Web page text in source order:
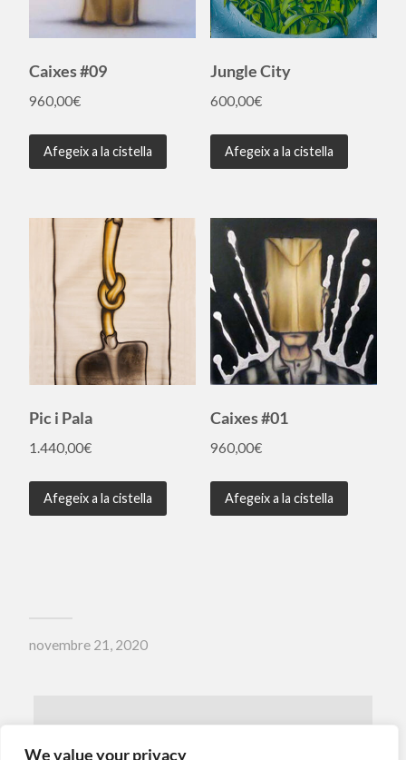
We value your privacy
Caixes #09
960,00€
Afegeix a la cistella
Jungle City
600,00€
Afegeix a la cistella
Pic i Pala
1.440,00€
Afegeix a la cistella
Caixes #01
960,00€
Afegeix a la cistella
novembre 21, 2020